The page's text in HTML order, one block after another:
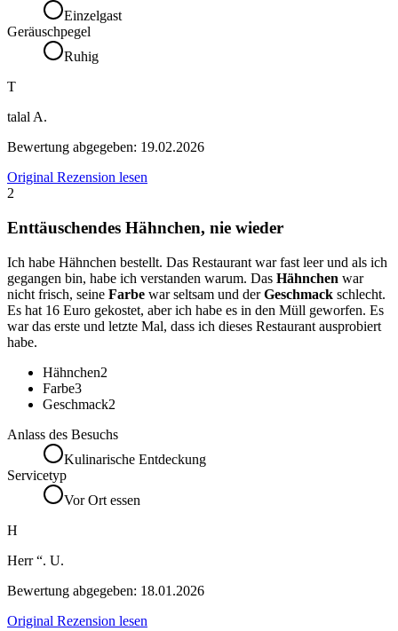
Einzelgast
Geräuschpegel
Ruhig
T
talal A.
Bewertung abgegeben: 19.02.2026
Original Rezension lesen
2
Enttäuschendes Hähnchen, nie wieder
Ich habe Hähnchen bestellt. Das Restaurant war fast leer und als ich
gegangen bin, habe ich verstanden warum. Das Hähnchen war
nicht frisch, seine Farbe war seltsam und derGeschmack schlecht.
Es hat 16 Euro gekostet, aber ich habe es in den Müll geworfen. Es
war das erste und letzte Mal, dass ich dieses Restaurant ausprobiert
habe.
Hähnchen2
Farbe3
Geschmack2
Anlass des Besuchs
Kulinarische Entdeckung
Servicetyp
Vor Ort essen
H
Herr “. U.
Bewertung abgegeben: 18.01.2026
Original Rezension lesen